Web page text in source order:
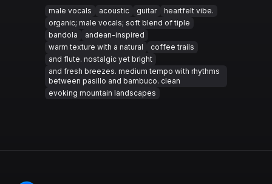
male vocals
acoustic guitar
heartfelt vibe.
organic; male vocals; soft blend of tiple
bandola
andean-inspired
warm texture with a natural
coffee trails
and flute. nostalgic yet bright
and fresh breezes. medium tempo with rhythms
between pasillo and bambuco. clean
evoking mountain landscapes